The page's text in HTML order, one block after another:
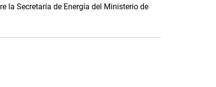
la Secretaría de Energía del Ministerio de